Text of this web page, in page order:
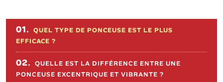
Sommaire de l'article
01. QUEL TYPE DE PONCEUSE EST LE PLUS
EFFICACE ?
02. QUELLE EST LA DIFFÉRENCE ENTRE UNE
PONCEUSE EXCENTRIQUE ET VIBRANTE ?